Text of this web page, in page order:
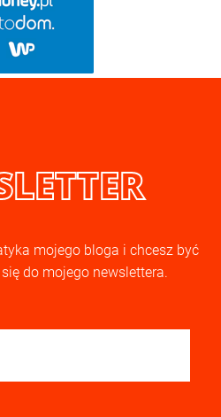
mojego bloga i chcesz być
do mojego newslettera.